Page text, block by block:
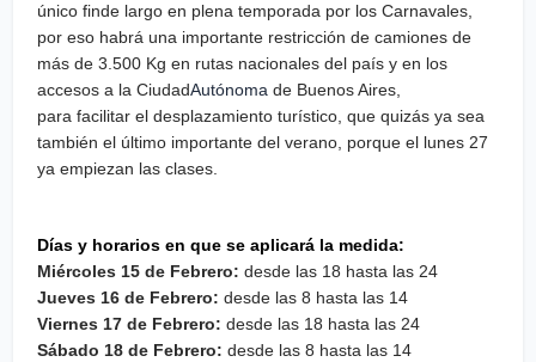
único finde largo en plena temporada por los Carnavales,
por eso habrá una importante restricción de camionesde
más de 3.500 Kg en rutas nacionales del país y en los
accesos a la CiudadAutónoma de Buenos Aires,
parafacilitar el desplazamiento turístico, que quizás ya sea
también el último importante del verano, porque el lunes 27
ya empiezan las clases.
Días y horarios en que se aplicará la medida:
Miércoles 15 de Febrero:desde las 18 hasta las 24
Jueves 16 de Febrero:desde las 8 hasta las 14
Viernes 17 de Febrero:desde las 18 hasta las 24
Sábado 18 de Febrero:desde las 8 hasta las 14